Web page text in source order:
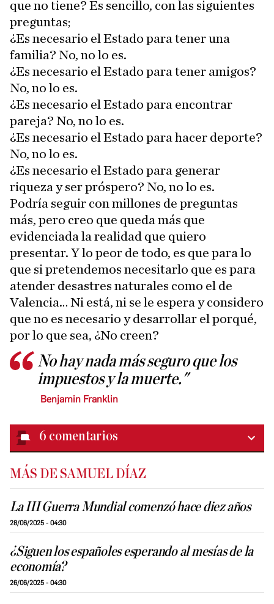
que no tiene? Es sencillo, con las siguientes
preguntas;
¿Es necesario el Estado para tener una
familia? No, no lo es.
¿Es necesario el Estado para tener amigos?
No, no lo es.
¿Es necesario el Estado para encontrar
pareja? No, no lo es.
¿Es necesario el Estado para hacer deporte?
No, no lo es.
¿Es necesario el Estado para generar
riqueza y ser próspero? No, no lo es.
Podría seguir con millones de preguntas
más, pero creo que queda más que
evidenciada la realidad que quiero
presentar. Y lo peor de todo, es que para lo
que si pretendemos necesitarlo que es para
atender desastres naturales como el de
Valencia… Ni está, ni se le espera y considero
que no es necesario y desarrollar el porqué,
por lo que sea, ¿No creen?
No hay nada más seguro que los
impuestos y la muerte."
Benjamin Franklin
6 comentarios
MÁS DE SAMUEL DÍAZ
La III Guerra Mundial comenzó hace diez años
28/06/2025 - 04:30
¿Siguen los españoles esperando al mesías de la
economía?
26/06/2025 - 04:30